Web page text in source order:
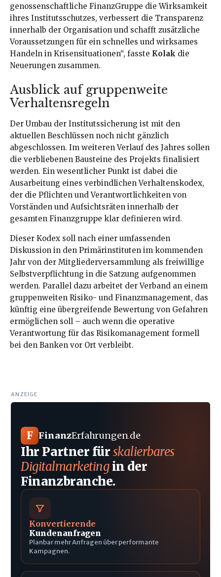
genossenschaftliche FinanzGruppe die Wirksamkeit
ihres Institutsschutzes, verbessert die Transparenz
innerhalb der Organisation und schafft zusätzliche
Voraussetzungen für ein schnelles und wirksames
Handeln in Krisensituationen“, fasste Kolak die
Neuerungen zusammen.
Ausblick auf gruppenweite
Verhaltensregeln
Der Umbau der Institutssicherung ist mit den
aktuellen Beschlüssen noch nicht gänzlich
abgeschlossen. Im weiteren Verlauf des Jahres sollen
die verbliebenen Bausteine des Projekts finalisiert
werden. Ein wesentlicher Punkt ist dabei die
Ausarbeitung eines verbindlichen Verhaltenskodex,
der die Pflichten und Verantwortlichkeiten von
Vorständen und Aufsichtsräten innerhalb der
gesamten Finanzgruppe klar definieren wird.
Dieser Kodex soll nach einer umfassenden
Diskussion in den Primärinstituten im kommenden
Jahr von der Mitgliederversammlung als freiwillige
Selbstverpflichtung in die Satzung aufgenommen
werden. Parallel dazu arbeitet der Verband an einem
gruppenweiten Risiko- und Finanzmanagement, das
künftig eine übergreifende Bewertung von Gefahren
ermöglichen soll – auch wenn die operative
Verantwortung für das Risikomanagement formell
bei den Banken vor Ort verbleibt.
ANZEIGE
F FinanzErfahrungen.de
Ihr Partner fürskalierbares
Digitalmarketingin der
Finanzbranche.
Konvertierende
Kundenanfragen
Planbar mehr Anfragen über performante
Kampagnen.